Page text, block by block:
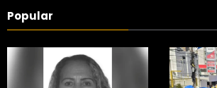
Popular